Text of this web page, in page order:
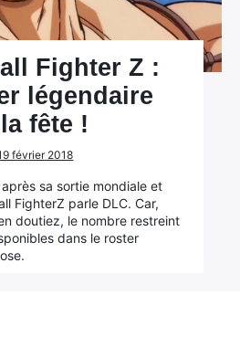
Fighter Z :
légendaire
fête !
février 2018
sa sortie mondiale et
FighterZ parle DLC. Car,
doutiez, le nombre restreint
dans le roster